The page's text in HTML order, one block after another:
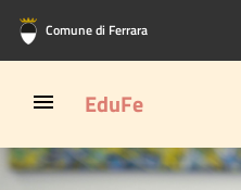
Vai al contenuto principale
Vai al footer
Comune di Ferrara
EduFe